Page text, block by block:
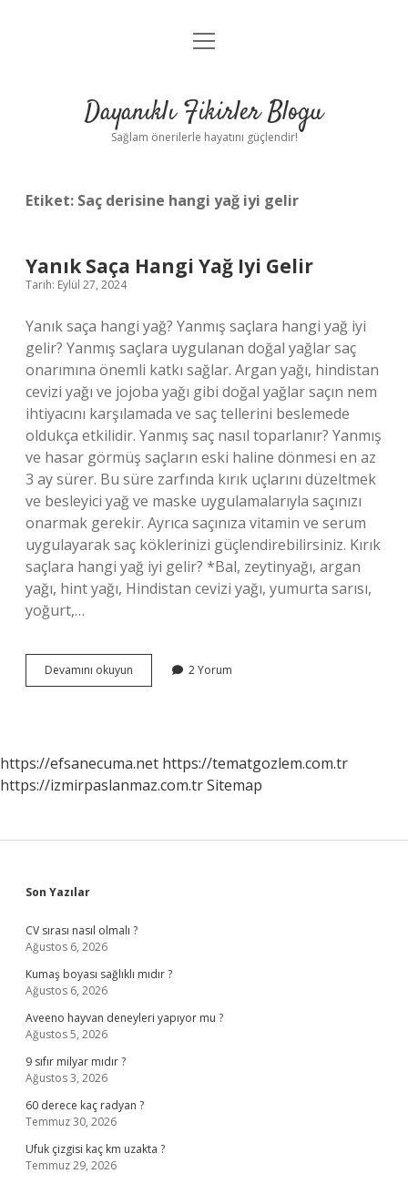
Anasayfa
Yasal Uyarı
menüyü
Dayanıklı Fikirler Blogu
Sağlam önerilerle hayatını güçlendir!
Etiket: Saç derisine hangi yağ iyi gelir
Yanık Saça Hangi Yağ Iyi Gelir
Tarih: Eylül 27, 2024
Yanık saça hangi yağ? Yanmış saçlara hangi yağ iyi
gelir? Yanmış saçlara uygulanan doğal yağlar saç
onarımına önemli katkı sağlar. Argan yağı, hindistan
cevizi yağı ve jojoba yağı gibi doğal yağlar saçın nem
ihtiyacını karşılamada ve saç tellerini beslemede
oldukça etkilidir. Yanmış saç nasıl toparlanır? Yanmış
ve hasar görmüş saçların eski haline dönmesi en az
3 ay sürer. Bu süre zarfında kırık uçlarını düzeltmek
ve besleyici yağ ve maske uygulamalarıyla saçınızı
onarmak gerekir. Ayrıca saçınıza vitamin ve serum
uygulayarak saç köklerinizi güçlendirebilirsiniz. Kırık
saçlara hangi yağ iyi gelir? *Bal, zeytinyağı, argan
yağı, hint yağı, Hindistan cevizi yağı, yumurta sarısı,
yoğurt,…
Devamını okuyun
Saça
2 Yorum
https://efsanecuma.net https://tematgozlem.com.tr
https://izmirpaslanmaz.com.trSitemap
Sidebar
Son Yazılar
CV sırası nasıl olmalı ?
Ağustos 6, 2026
Kumaş boyası sağlıklı mıdır ?
Ağustos 6, 2026
Aveeno hayvan deneyleri yapıyor mu ?
Ağustos 5, 2026
9 sıfır milyar mıdır ?
Ağustos 3, 2026
60 derece kaç radyan ?
Temmuz 30, 2026
Ufuk çizgisi kaç km uzakta ?
Temmuz 29, 2026